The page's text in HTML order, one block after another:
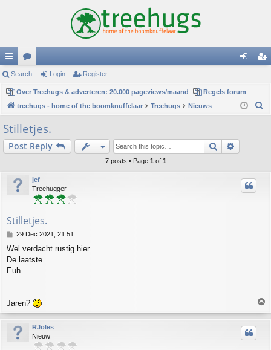
ui
ck
lin
ks
or
u
m
s
in
er
Search Login Register
Over Treehugs & adverteren: 20.000 pageviews/maand
Regels forum
treehugs - home of the boomknuffelaar
Treehugs Nieuws
h
Stilletjes.
Post Reply Search
7 posts • Page 1 of 1
jef
Treehugger
Stilletjes.
P
s
t
29 Dec 2021, 21:51
Wel verdacht rustig hier...
De laatste...
Euh...
Jaren?
o
p
RJoles
Nieuw